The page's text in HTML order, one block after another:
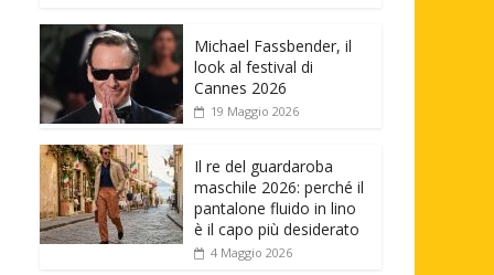
Michael Fassbender, il
look al festival di
Cannes 2026
19 Maggio 2026
Il re del guardaroba
maschile 2026: perché il
pantalone fluido in lino
è il capo più desiderato
4 Maggio 2026